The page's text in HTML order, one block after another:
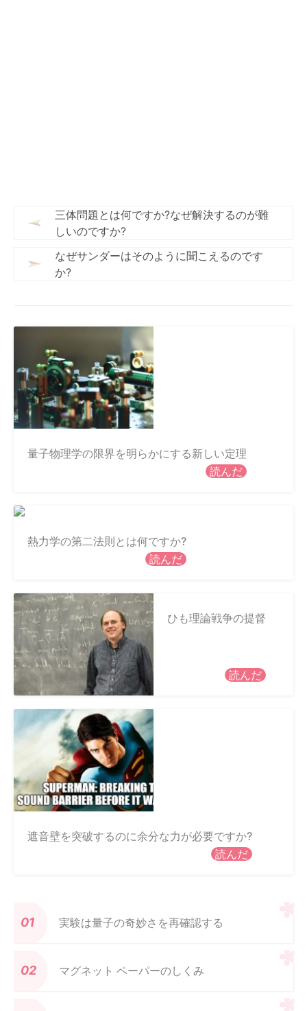
三体問題とは何ですか?なぜ解決するのが難
しいのですか?
なぜサンダーはそのように聞こえるのです
か?
量子物理学の限界を明らかにする新しい定理
読んだ
熱力学の第二法則とは何ですか?
読んだ
ひも理論戦争の提督
読んだ
遮音壁を突破するのに余分な力が必要ですか?
読んだ
実験は量子の奇妙さを再確認する
マグネット ペーパーのしくみ